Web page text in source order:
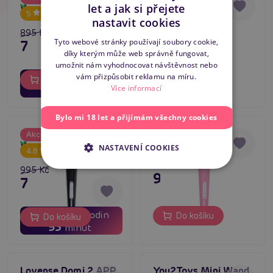
5
-20%
02 01 hodin
Wand Cable (Black)
Skladem
895 Kč
716 Kč
Do košíku
Wand USB (Purple)
Skladem
995 Kč
Do košíku
Akce
4.8
-20%
02 dní 01 hodin
53 minut
Magic Massager
Wand USB (Black)
Skladem
995 Kč
796 Kč
Do košíku
Wand USB (Pink)
Skladem
995 Kč
Do košíku
ENGLISH
let a jak si přejete
nastavit cookies
Tyto webové stránky používají soubory cookie,
díky kterým může web správně fungovat,
umožnit nám vyhodnocovat návštěvnost nebo
vám přizpůsobit reklamu na míru.
Více informací
Bylo mi 18 let a přijímám všechny cookies
NASTAVENÍ COOKIES